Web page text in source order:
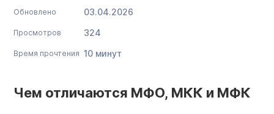
Обновлено 03.04.2026
Просмотров 324
Время прочтения 10 минут
Чем отличаются МФО, МКК и МФК